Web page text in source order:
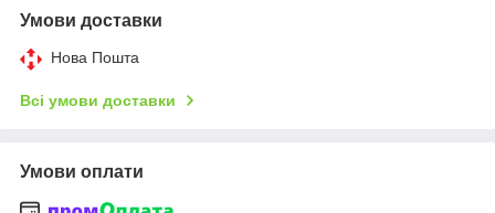
Умови доставки
Нова Пошта
Всі умови доставки
Умови оплати